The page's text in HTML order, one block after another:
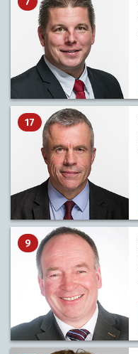
17
9